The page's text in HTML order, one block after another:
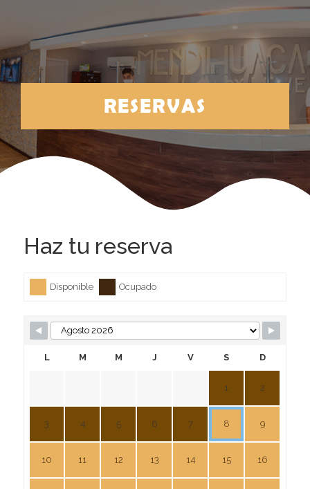
RESERVAS
Haz tu reserva
Disponible Ocupado
L M M J V S D
1 2
3 4 5 6 7 8 9
10 11 12 13 14 15 16